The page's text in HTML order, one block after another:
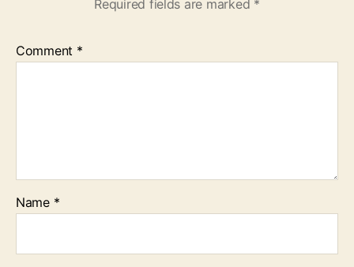
Required fields are marked *
Comment *
Name *